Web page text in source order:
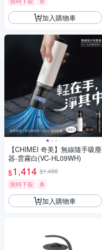
加入購物車
【CHIMEI 奇美】無線隨手吸塵
器-雲霧白(VC-HL09WH)
$1,414 $1,488
限時下殺
券
加入購物車